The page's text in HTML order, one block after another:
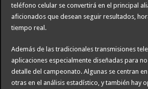
teléfono celular se convertirá en el principal
aficionados que desean seguir resultados,
tiempo real.
Además de las tradicionales transmisiones
aplicaciones especialmente diseñadas para
detalle del campeonato. Algunas se centran
otras en el análisis estadístico, y también hay